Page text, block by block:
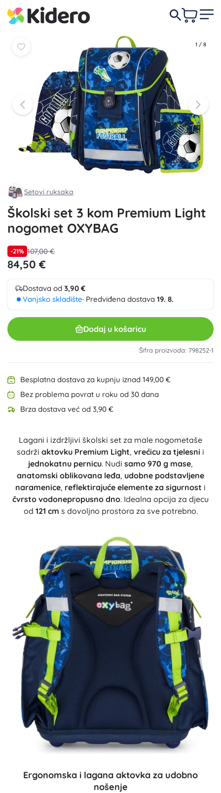
1 / 8
Setovi ruksaka
Školski set 3 kom Premium Light
nogomet OXYBAG
-21% 107,00 €
84,50 €
Dostava od 3,90 €
Vanjsko skladište· Predviđena dostava 19. 8.
Dodaj u košaricu
Šifra proizvoda: 798252-1
Besplatna dostava za kupnju iznad 149,00 €
Bez problema povrat u roku od 30 dana
Brza dostava već od 3,90 €
Lagani i izdržljivi školski set za male nogometaše
sadrži aktovku Premium Light, vrećicu za tjelesni i
jednokatnu pernicu. Nudi samo 970 g mase,
anatomski oblikovana leđa, udobne podstavljene
naramenice, reflektirajuće elemente za sigurnost i
čvrsto vodonepropusno dno. Idealna opcija za djecu
od 121 cm s dovoljno prostora za sve potrebno.
Ergonomska i lagana aktovka za udobno
nošenje
-21% 107,00 €
U